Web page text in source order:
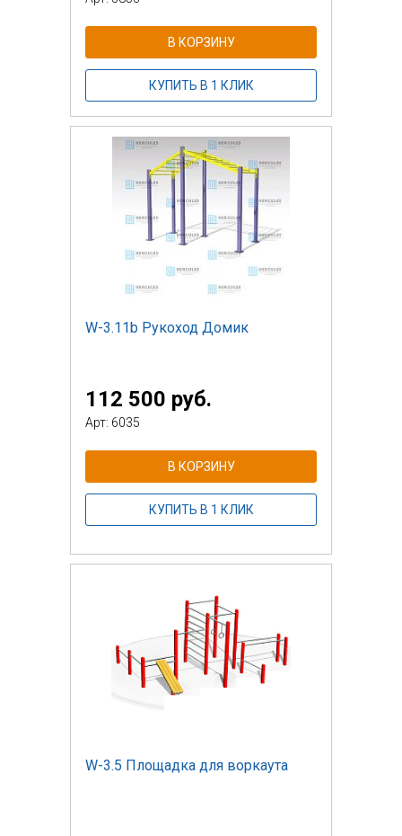
В КОРЗИНУ
КУПИТЬ В 1 КЛИК
W-3.11b Рукоход Домик
112 500 руб.
Арт: 6035
В КОРЗИНУ
КУПИТЬ В 1 КЛИК
W-3.5 Площадка для воркаута